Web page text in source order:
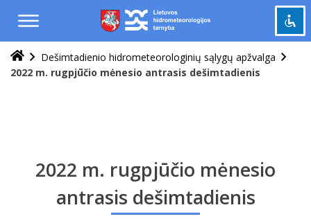
title Pažymėti antraštes
Šviesus kontrastas
Tamsus kontrastas
turinį
Dešimtadienio hidrometeorologinių sąlygų apžvalga
2022 m. rugpjūčio mėnesio antrasis dešimtadienis
2022 m. rugpjūčio mėnesio
antrasis dešimtadienis